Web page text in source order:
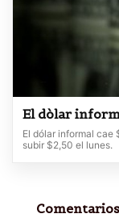
El dòlar
El dólar informal cae
subir $2,50 el lunes.
Comentarios